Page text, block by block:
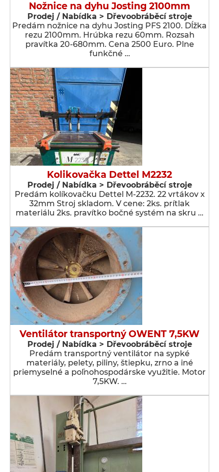
Nožnice na dyhu Josting 2100mm
Prodej / Nabídka > Dřevoobráběcí stroje
Predám nožnice na dyhu Josting PFS 2100. Dĺžka
rezu 2100mm. Hrúbka rezu 60mm. Rozsah
pravítka 20-680mm. Cena 2500 Euro. Plne
funkčné …
Kolikovačka Dettel M2232
Prodej / Nabídka > Dřevoobráběcí stroje
Predám kolíkovačku Dettel M-2232. 22 vrtákov x
32mm Stroj skladom. V cene: 2ks. prítlak
materiálu 2ks. pravítko bočné systém na skru …
Ventilátor transportný OWENT 7,5KW
Prodej / Nabídka > Dřevoobráběcí stroje
Predám transportný ventilátor na sypké
materiály, pelety, piliny, štiepku, zrno a iné
priemyselné a poľnohospodárske využitie. Motor
7,5KW. …